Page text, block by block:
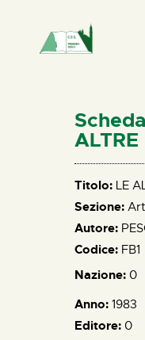
HOME
CHI
NEWS
ELISA
Titolo: LE
Sezione:
Autore:
Codice: FB1
Nazione: 0
Anno: 1983
Editore: 0